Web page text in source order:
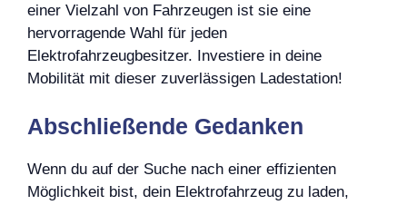
einer Vielzahl von Fahrzeugen ist sie eine
hervorragende Wahl für jeden
Elektrofahrzeugbesitzer. Investiere in deine
Mobilität mit dieser zuverlässigen Ladestation!
Abschließende Gedanken
Wenn du auf der Suche nach einer effizienten
Möglichkeit bist, dein Elektrofahrzeug zu laden,